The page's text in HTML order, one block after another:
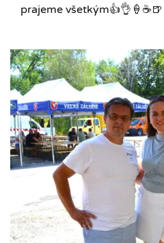
prajeme všetkým👍👌🍦☕️🍺